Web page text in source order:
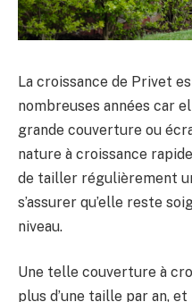
La croissance de Privet
nombreuses années car
grande couverture ou
nature à croissance
de tailler régulièrement
s’assurer qu’elle reste
niveau.
Une telle couverture à
plus d’une taille par an,